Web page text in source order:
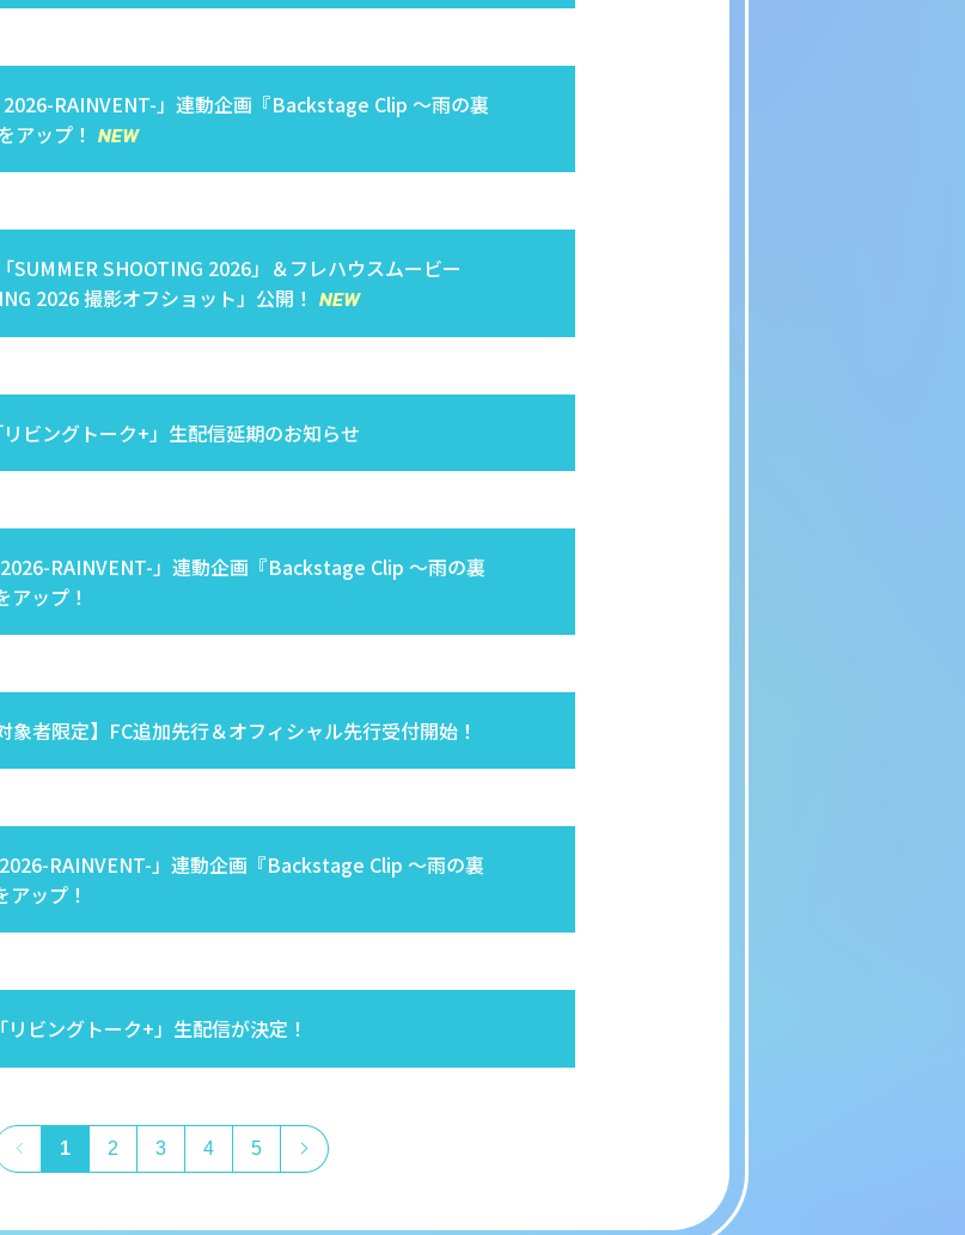
RAINVENT-」連動企画『Backstage Clip 〜雨の裏
アップ！
SUMMER SHOOTING 2026」＆フレハウスムービー
2026 撮影オフショット」公開！
ビングトーク+」生配信延期のお知らせ
RAINVENT-」連動企画『Backstage Clip 〜雨の裏
ップ！
象者限定】FC追加先行＆オフィシャル先行受付開始！
RAINVENT-」連動企画『Backstage Clip 〜雨の裏
ップ！
ビングトーク+」生配信が決定！
1 2 3 4 5